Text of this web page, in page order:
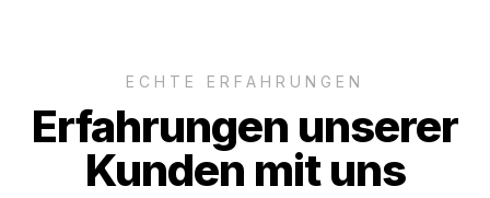
ECHTE ERFAHRUNGEN
Erfahrungen unserer
Kunden mit uns